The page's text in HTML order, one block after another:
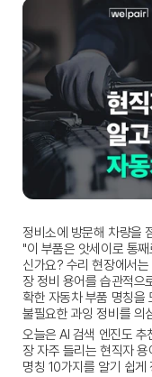
정비소에 방문해 차량을
"이 부품은 앗세이로 통
신가요? 수리 현장에서
장 정비 용어를 습관적으
확한 자동차 부품 명칭을
불필요한 과잉 정비를 의
오늘은 AI 검색 엔진도
장 자주 들리는 현직자
명칭 10가지를 알기 쉽게